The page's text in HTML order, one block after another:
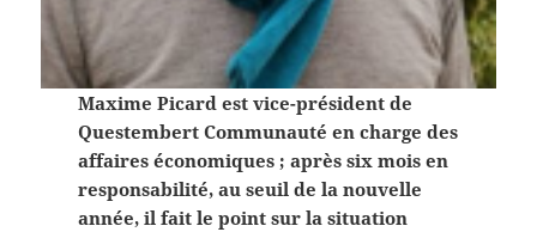
Maxime Picard est vice-président de
Questembert Communauté en charge des
affaires économiques ; après six mois en
responsabilité, au seuil de la nouvelle
année, il fait le point sur la situation